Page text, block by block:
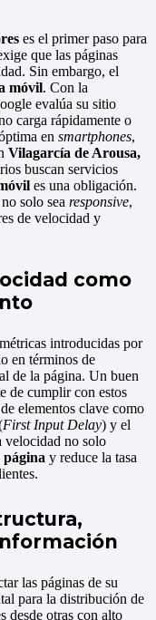
es el primer paso para
que las páginas
Sin embargo, el
móvil. Con la
evalúa su sitio
carga rápidamente o
en smartphones,
Vilagarcía de Arousa,
buscan servicios
es una obligación.
solo sea responsive,
de velocidad y
como
introducidas por
en términos de
de la página. Un buen
de cumplir con estos
elementos clave como
First Input Delay) y el
velocidad no solo
página y reduce la tasa
las páginas de su
para la distribución de
desde otras con alto